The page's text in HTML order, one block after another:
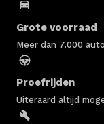
Grote voorraad
Meer dan 7.000
Proefrijden
Uiteraard altijd